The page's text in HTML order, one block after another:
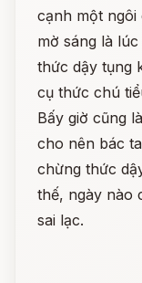
cạnh một ngôi
mờ sáng là
thức dậy tụng
cụ thức chú
Bấy giờ cũng
cho nên bác
chừng thức
thế, ngày nào
sai lạc.